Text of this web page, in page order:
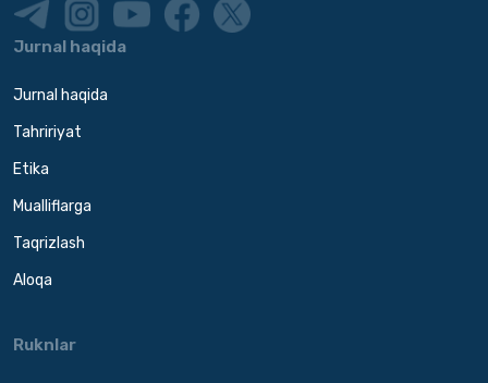
Jurnal haqida
Jurnal haqida
Tahririyat
Etika
Mualliflarga
Taqrizlash
Aloqa
Ruknlar